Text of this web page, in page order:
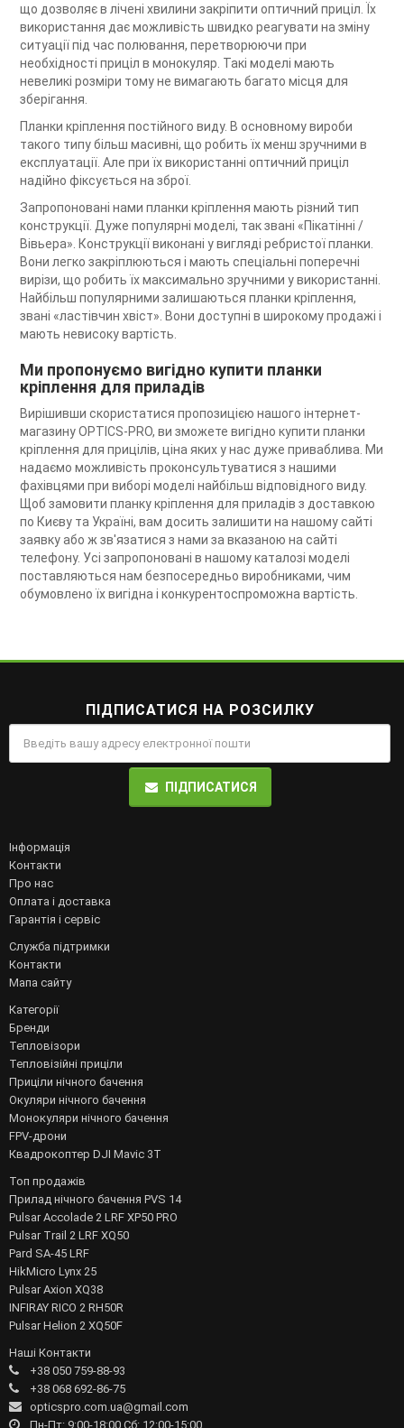
що дозволяє в лічені хвилини закріпити оптичний приціл. Їх
використання дає можливість швидко реагувати на зміну
ситуації під час полювання, перетворюючи при
необхідності приціл в монокуляр. Такі моделі мають
невеликі розміри тому не вимагають багато місця для
зберігання.
Планки кріплення постійного виду. В основному вироби
такого типу більш масивні, що робить їх менш зручними в
експлуатації. Але при їх використанні оптичний приціл
надійно фіксується на зброї.
Запропоновані нами планки кріплення мають різний тип
конструкції. Дуже популярні моделі, так звані «Пікатінні /
Вівьера». Конструкції виконані у вигляді ребристої планки.
Вони легко закріплюються і мають спеціальні поперечні
вирізи, що робить їх максимально зручними у використанні.
Найбільш популярними залишаються планки кріплення,
звані «ластівчин хвіст». Вони доступні в широкому продажі і
мають невисоку вартість.
Ми пропонуємо вигідно купити планки
кріплення для приладів
Вирішивши скористатися пропозицією нашого інтернет-
магазину OPTICS-PRO, ви зможете вигідно купити планки
кріплення для прицілів, ціна яких у нас дуже приваблива. Ми
надаємо можливість проконсультуватися з нашими
фахівцями при виборі моделі найбільш відповідного виду.
Щоб замовити планку кріплення для приладів з доставкою
по Києву та Україні, вам досить залишити на нашому сайті
заявку або ж зв'язатися з нами за вказаною на сайті
телефону. Усі запропоновані в нашому каталозі моделі
поставляються нам безпосередньо виробниками, чим
обумовлено їх вигідна і конкурентоспроможна вартість.
ПІДПИСАТИСЯ НА РОЗСИЛКУ
ПІДПИСАТИСЯ
Інформація
Контакти
Про нас
Оплата і доставка
Гарантія і сервіс
Служба підтримки
Контакти
Мапа сайту
Категорії
Бренди
Тепловізори
Тепловізійні приціли
Приціли нічного бачення
Окуляри нічного бачення
Монокуляри нічного бачення
FPV-дрони
Квадрокоптер DJI Mavic 3T
Топ продажів
Прилад нічного бачення PVS 14
Pulsar Accolade 2 LRF XP50 PRO
Pulsar Trail 2 LRF XQ50
Pard SA-45 LRF
HikMicro Lynx 25
Pulsar Axion XQ38
INFIRAY RICO 2 RH50R
Pulsar Helion 2 XQ50F
Наші Контакти
+38 050 759-88-93
+38 068 692-86-75
opticspro.com.ua@gmail.com
Пн-Пт: 9:00-18:00 Сб: 12:00-15:00